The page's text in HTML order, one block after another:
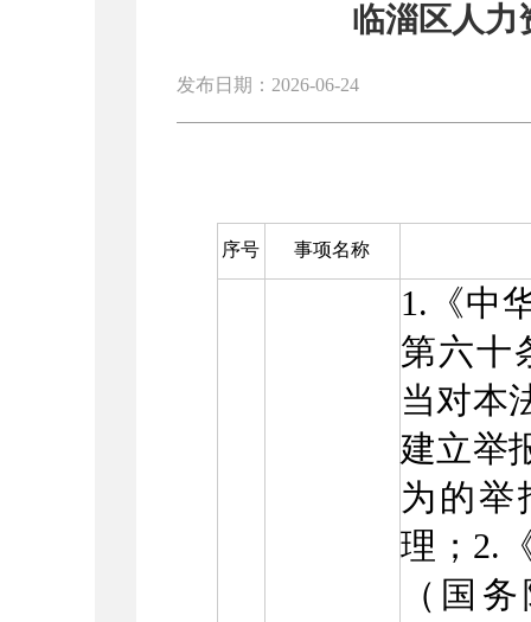
临淄区人力
发布日期：2026-06-24
序号 事项名称
1.《中
第六十
当对本
建立举
为的举
理；2.
（国